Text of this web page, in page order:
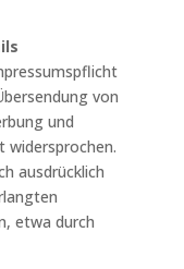
von
und
widersprochen.
ausdrücklich
etwa durch